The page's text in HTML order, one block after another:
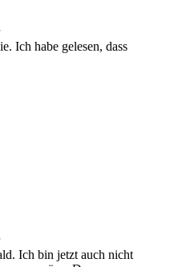
Ich habe gelesen, dass
Ich bin jetzt auch nicht